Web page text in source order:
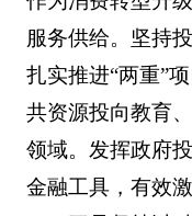
服务供给。坚持
扎实推进“两重”
共资源投向教育
领域。发挥政府
金融工具，有效